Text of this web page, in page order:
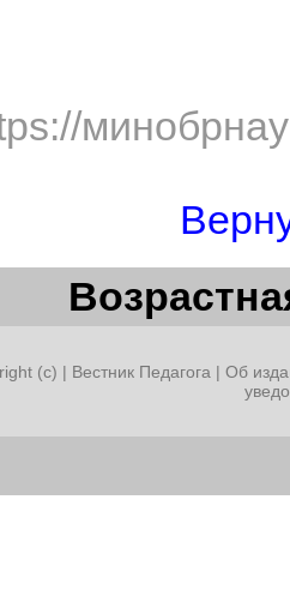
(c) | Вестник Педагога | Об